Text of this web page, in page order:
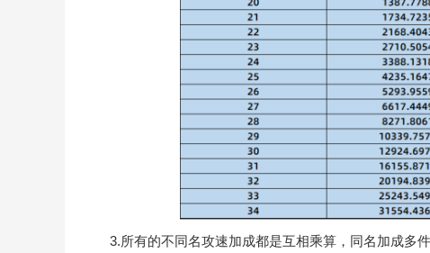
3.所有的不同名攻速加成都是互相乘算，同名加成多